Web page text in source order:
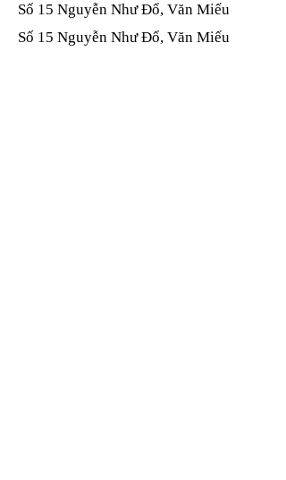
Số 15 Nguyễn Như Đổ, Văn Miếu​​​​
Số 15 Nguyễn Như Đổ, Văn Miếu​​​​